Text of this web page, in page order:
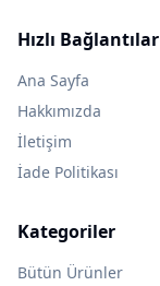
Hızlı Bağlantılar
Ana Sayfa
Hakkımızda
İletişim
İade Politikası
Kategoriler
Bütün Ürünler